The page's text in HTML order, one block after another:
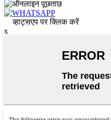
व्हाट्सएप पर क्लिक करें
x